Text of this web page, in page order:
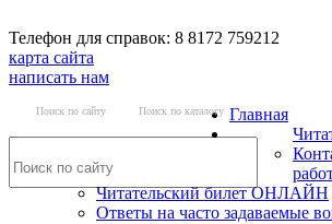
Телефон для справок: 8 8172 759212
карта сайта
написать нам
Поиск по сайту Поиск по каталогу Главная
Читательский билет ОНЛАЙН
Ответы на часто задаваемые